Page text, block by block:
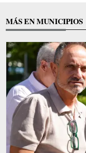
MÁS EN MUNICIPIOS